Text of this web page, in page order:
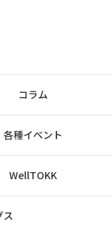
コラム
各種イベント
WellTOKK
ス